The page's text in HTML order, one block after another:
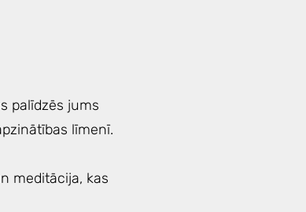
palīdzēs jums
līmenī.
meditācija, kas